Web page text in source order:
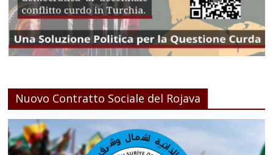
Nuovo Contratto Sociale del Rojava